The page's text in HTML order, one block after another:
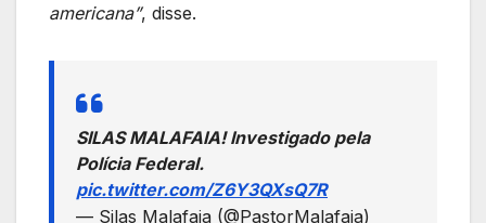
americana”, disse.
SILAS MALAFAIA! Investigado pela
Polícia Federal.
pic.twitter.com/Z6Y3QXsQ7R
— Silas Malafaia (@PastorMalafaia)